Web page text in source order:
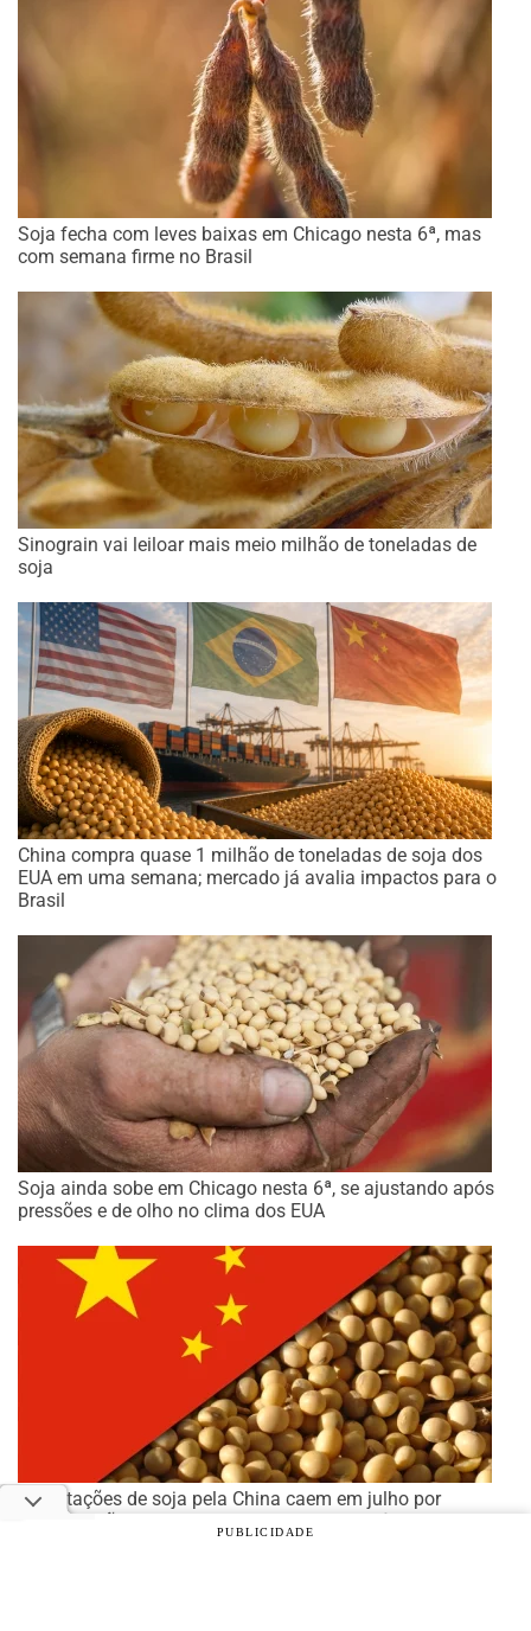
Soja fecha com leves baixas em Chicago nesta 6ª, mas
com semana firme no Brasil
Sinograin vai leiloar mais meio milhão de toneladas de
soja
China compra quase 1 milhão de toneladas de soja dos
EUA em uma semana; mercado já avalia impactos para o
Brasil
Soja ainda sobe em Chicago nesta 6ª, se ajustando após
pressões e de olho no clima dos EUA
Importações de soja pela China caem em julho por
preocupações com tamanho do rebanho suíno
PUBLICIDADE